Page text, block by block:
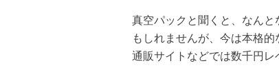
真空パックと聞くと、なん
もしれませんが、今は本格
通販サイトなどでは数千円レ